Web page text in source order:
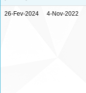
26-Fev-2024 4-Nov-2022